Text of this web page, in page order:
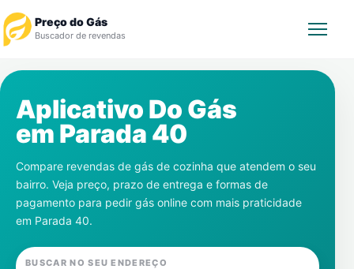
Preço do Gás
Buscador de revendas
Revendedor
Notícias
Cadastre-se
Gás
Aplicativo Do Gás
em Parada 40
Compare revendas de gás de cozinha que atendem o seu
bairro. Veja preço, prazo de entrega e formas de
pagamento para pedir gás online com mais praticidade
em Parada 40.
BUSCAR NO SEU ENDEREÇO